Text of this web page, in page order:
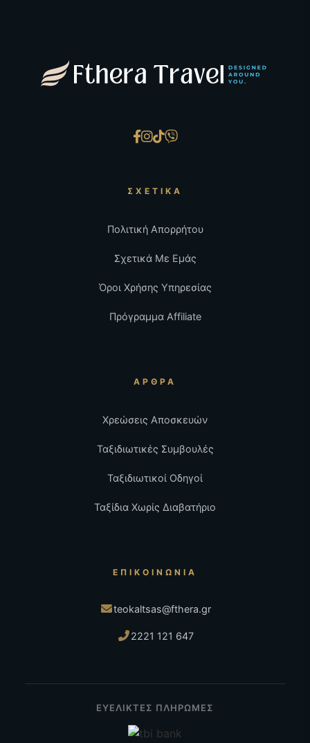
ΣΧΕΤΙΚΆ
Πολιτική Απορρήτου
Σχετικά Με Εμάς
Όροι Χρήσης Υπηρεσίας
Πρόγραμμα Affiliate
ΆΡΘΡΑ
Χρεώσεις Αποσκευών
Ταξιδιωτικές Συμβουλές
Ταξιδιωτικοί Οδηγοί
Ταξίδια Χωρίς Διαβατήριο
ΕΠΙΚΟΙΝΩΝΊΑ
teokaltsas@fthera.gr
2221 121 647
ΕΥΕΛΙΚΤΕΣ ΠΛΗΡΩΜΕΣ